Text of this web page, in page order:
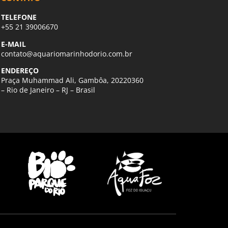
TELEFONE
+55 21 39006670
E-MAIL
contato@aquariomarinhodorio.com.br
ENDEREÇO
Praça Muhammad Ali, Gambôa, 20220360
– Rio de Janeiro – RJ – Brasil